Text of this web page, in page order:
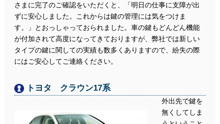
さまに完了のご確認をいただくと、「明日の仕事に支障が出
ずに安心しました。これからは鍵の管理には気をつけま
す。」とおっしゃっておられました。車の鍵もどんどん機能
が付加されて高度になってきておりますが、弊社では新しい
タイプの鍵に関しての実績も数多くありますので、紛失の際
にはご安心してご連絡ください。
トヨタ クラウン17系
外出先で鍵を
無くしてしま